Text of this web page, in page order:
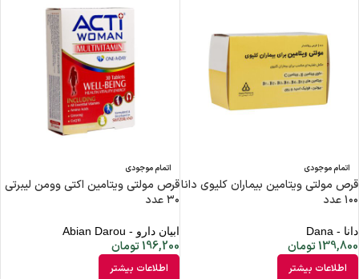
اتمام موجودی
قرص مولتی ویتامین بیماران کلیوی دانا
۱۰۰ عدد
دانا - Dana
139,800تومان
اطلاعات بیشتر
اتمام موجودی
قرص مولتی ویتامین اکتی وومن لیبرتی
۳۰ عدد
ابیان دارو - Abian Darou
196,200تومان
اطلاعات بیشتر